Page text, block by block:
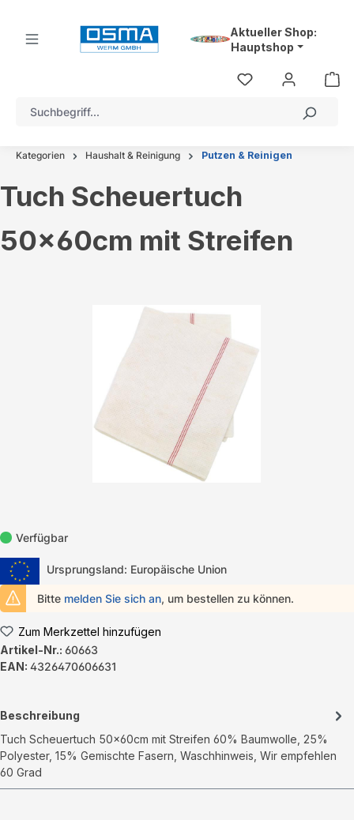
Aktueller Shop:
Hauptshop
Kategorien Haushalt & Reinigung Putzen & Reinigen
Tuch Scheuertuch
50x60cm mit Streifen
Verfügbar
Ursprungsland: Europäische Union
Bitte melden Sie sich an, um bestellen zu können.
Zum Merkzettel hinzufügen
Artikel-Nr.: 60663
EAN: 4326470606631
Beschreibung
Tuch Scheuertuch 50x60cm mit Streifen 60% Baumwolle, 25%
Polyester, 15% Gemischte Fasern, Waschhinweis, Wir empfehlen
60 Grad